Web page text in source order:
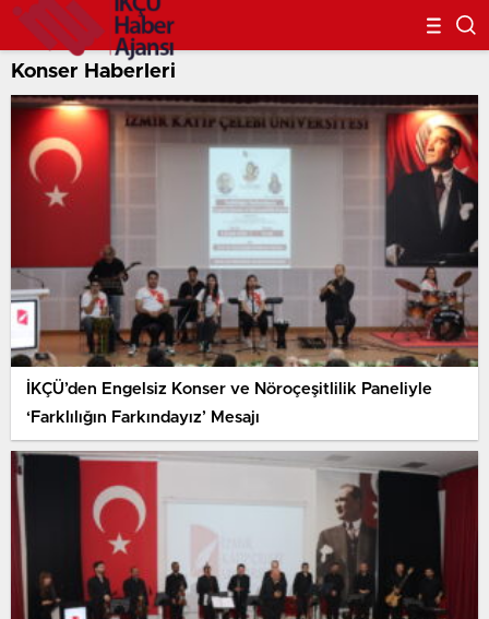
Konser Haberleri
İKÇÜ’den Engelsiz Konser ve Nöroçeşitlilik Paneliyle
‘Farklılığın Farkındayız’ Mesajı